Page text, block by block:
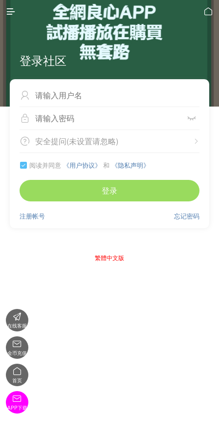
 
登录社区

 
 
安全提问(未设置请忽略)
 阅读并同意 《用户协议》 和 《隐私声明》
登录
忘记密码
注册帐号
繁體中文版

在线客服

金币充值

首页

APP下载